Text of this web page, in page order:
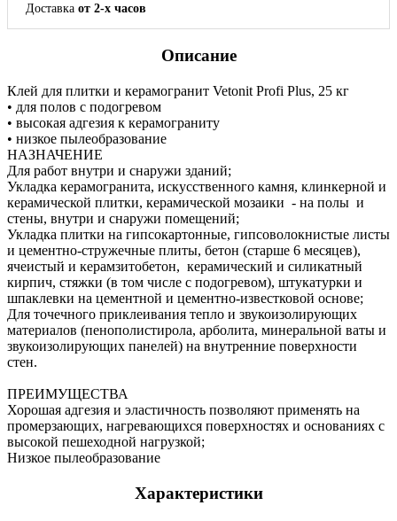
Доставка от 2-х часов
Описание
Клей для плитки и керамогранит Vetonit Profi Plus, 25 кг
• для полов с подогревом
• высокая адгезия к керамограниту
• низкое пылеобразование
НАЗНАЧЕНИЕ
Для работ внутри и снаружи зданий;
Укладка керамогранита, искусственного камня, клинкерной и
керамической плитки, керамической мозаики - на полы и
стены, внутри и снаружи помещений;
Укладка плитки на гипсокартонные, гипсоволокнистые листы
и цементно-стружечные плиты, бетон (старше 6 месяцев),
ячеистый и керамзитобетон, керамический и силикатный
кирпич, стяжки (в том числе с подогревом), штукатурки и
шпаклевки на цементной и цементно-известковой основе;
Для точечного приклеивания тепло и звукоизолирующих
материалов (пенополистирола, арболита, минеральной ваты и
звукоизолирующих панелей) на внутренние поверхности
стен.
ПРЕИМУЩЕСТВА
Хорошая адгезия и эластичность позволяют применять на
промерзающих, нагревающихся поверхностях и основаниях с
высокой пешеходной нагрузкой;
Низкое пылеобразование
Характеристики